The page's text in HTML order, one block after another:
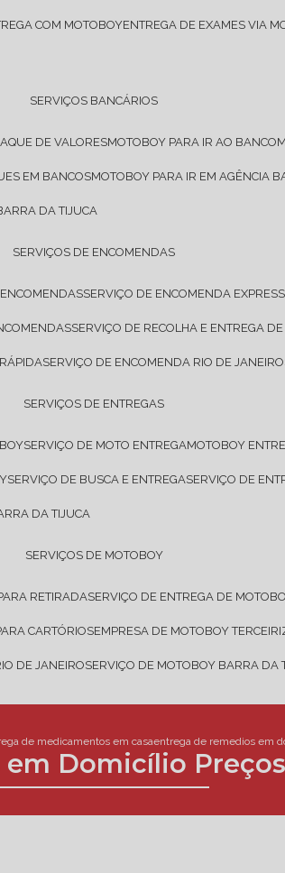
COM MOTOBOY ENTREGA DE EXAMES VIA
SERVIÇOS BANCÁRIOS
DE VALORES MOTOBOY PARA IR AO BANCO
EM BANCOS MOTOBOY PARA IR EM AGÊNCIA
DA TIJUCA
SERVIÇOS DE ENCOMENDAS
ENCOMENDAS SERVIÇO DE ENCOMENDA
SERVIÇO DE RECOLHA E ENTREGA
SERVIÇO DE ENCOMENDA RIO DE JANEIRO
SERVIÇOS DE ENTREGAS
SERVIÇO DE MOTO ENTREGA MOTOBOY
SERVIÇO DE BUSCA E ENTREGA SERVIÇO DE
DA TIJUCA
SERVIÇOS DE MOTOBOY
RETIRADA SERVIÇO DE ENTREGA DE
CARTÓRIOS EMPRESA DE MOTOBOY
DE JANEIRO SERVIÇO DE MOTOBOY BARRA DA
de medicamentos em casaentrega de remedios em
Domicílio